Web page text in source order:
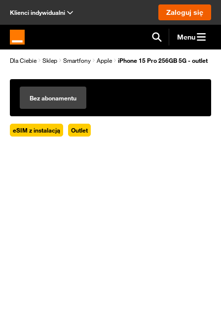
Klienci indywidualni Zaloguj się
Strona główna Orange.pl Menu
Dla Ciebie Sklep Smartfony Apple iPhone 15 Pro 256GB 5G - outlet
Bez abonamentu
eSIM z instalacją Outlet